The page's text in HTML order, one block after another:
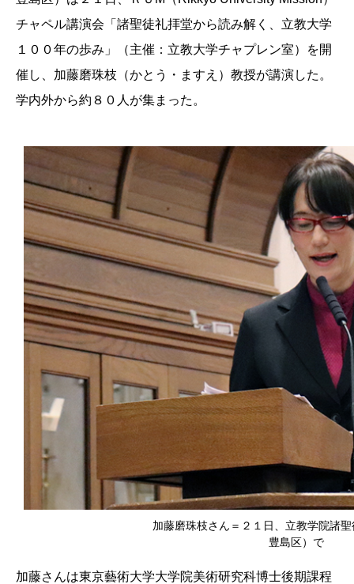
チャペル講演会「諸聖徒礼拝堂から読み解く、立教大学
１００年の歩み」（主催：立教大学チャプレン室）を開
催し、加藤磨珠枝（かとう・ますえ）教授が講演した。
学内外から約８０人が集まった。
加藤磨珠枝さん＝２１日、立教学院諸
豊島区）で
加藤さんは東京藝術大学大学院美術研究科博士後期課程